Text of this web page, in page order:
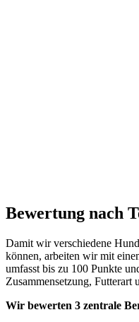
Bewertung nach
Damit wir verschiedene
können, arbeiten wir mit
umfasst bis zu 100 Punkte
Zusammensetzung, Futterart
Wir bewerten 3 zentrale